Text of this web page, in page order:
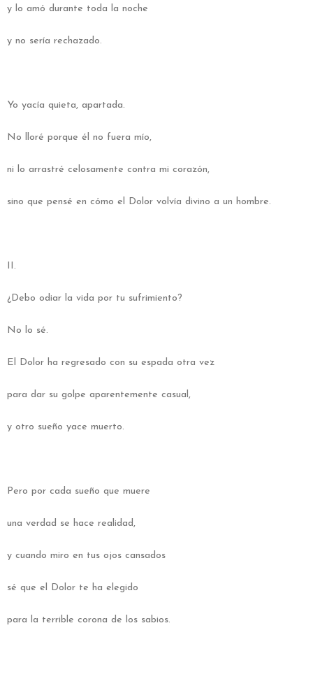
y lo amó durante toda la noche
y no sería rechazado.
Yo yacía quieta, apartada.
No lloré porque él no fuera mío,
ni lo arrastré celosamente contra mi corazón,
sino que pensé en cómo el Dolor volvía divino a un hombre.
II.
¿Debo odiar la vida por tu sufrimiento?
No lo sé.
El Dolor ha regresado con su espada otra vez
para dar su golpe aparentemente casual,
y otro sueño yace muerto.
Pero por cada sueño que muere
una verdad se hace realidad,
y cuando miro en tus ojos cansados
sé que el Dolor te ha elegido
para la terrible corona de los sabios.